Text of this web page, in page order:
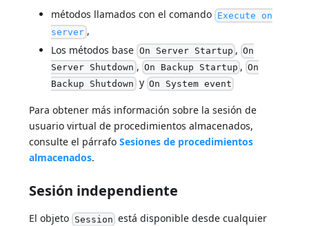
métodos llamados con el comando Execute on
server ,
Los métodos base On Server Startup , On
Server Shutdown , On Backup Startup , On
Backup Shutdown y On System event
Para obtener más información sobre la sesión de
usuario virtual de procedimientos almacenados,
consulte el párrafoSesiones de procedimientos
almacenados.
Sesión independiente
El objeto Session está disponible desde cualquier